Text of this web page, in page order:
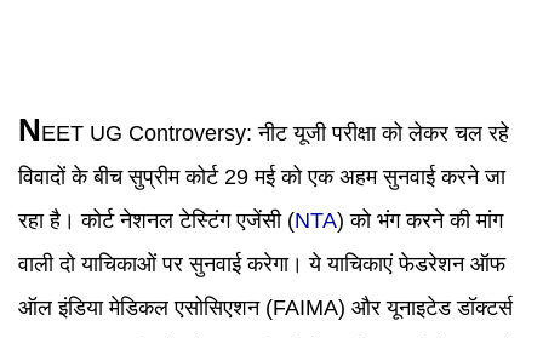
NEET UG Controversy: नीट यूजी परीक्षा को लेकर चल रहे
विवादों के बीच सुप्रीम कोर्ट 29 मई को एक अहम सुनवाई करने जा
रहा है। कोर्ट नेशनल टेस्टिंग एजेंसी (NTA) को भंग करने की मांग
वाली दो याचिकाओं पर सुनवाई करेगा। ये याचिकाएं फेडरेशन ऑफ
ऑल इंडिया मेडिकल एसोसिएशन (FAIMA) और यूनाइटेड डॉक्टर्स